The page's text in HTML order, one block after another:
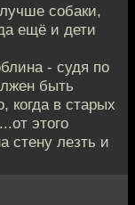
собаки,
ещё и дети
- судя по
быть
когда в старых
этого
стену лезть и